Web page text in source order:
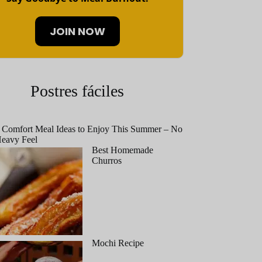
JOIN NOW
Postres fáciles
Comfort Meal Ideas to Enjoy This Summer – No
Feel
Best Homemade
Churros
Mochi Recipe